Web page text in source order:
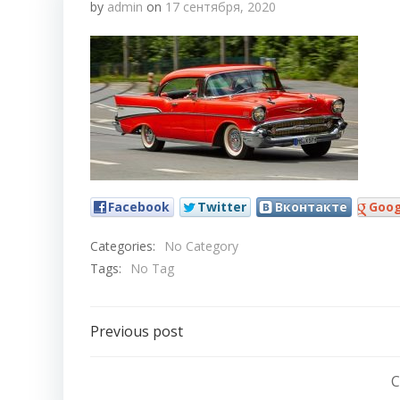
by admin on 17 сентября, 2020
Facebook Twitter Вконтакте
Categories:
No Category
Tags:
No Tag
Навигация
Previous post